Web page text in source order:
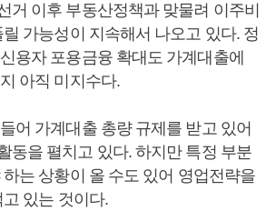
거 이후 부동산정책과 맞물려 이주비
가능성이 지속해서 나오고 있다. 정
용자 포용금융 확대도 가계대출에
아직 미지수다.
어 가계대출 총량 규제를 받고 있어
동을 펼치고 있다. 하지만 특정 부분
는 상황이 올 수도 있어 영업전략을
있는 것이다.